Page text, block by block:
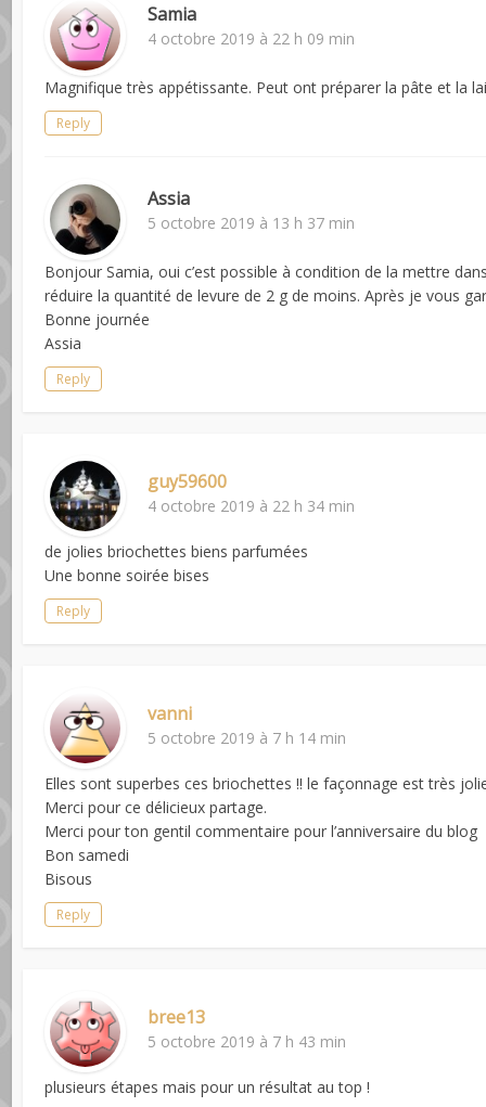
Samia
4 octobre 2019 à 22 h 09 min
Magnifique très appétissante. Peut ont préparer la pâte et la
Reply
Assia
5 octobre 2019 à 13 h 37 min
Bonjour Samia, oui c’est possible à condition de la mettre
réduire la quantité de levure de 2 g de moins. Après je vous
Bonne journée
Assia
Reply
guy59600
4 octobre 2019 à 22 h 34 min
de jolies briochettes biens parfumées
Une bonne soirée bises
Reply
vanni
5 octobre 2019 à 7 h 14 min
Elles sont superbes ces briochettes !! le façonnage est très
Merci pour ce délicieux partage.
Merci pour ton gentil commentaire pour l’anniversaire du blog
Bon samedi
Bisous
Reply
bree13
5 octobre 2019 à 7 h 43 min
plusieurs étapes mais pour un résultat au top !